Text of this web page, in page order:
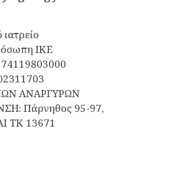
ιατρείο
ΙΚΕ
ΑΝΑΡΓΥΡΩΝ
Πάρνηθος 95-97,
ΤΚ 13671